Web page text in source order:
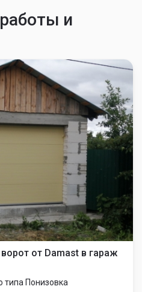
и
от Damast в гараж
типа Понизовка